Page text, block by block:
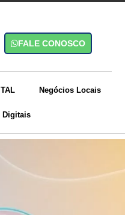
Negócios Locais
Digitais
FALE CONOSCO